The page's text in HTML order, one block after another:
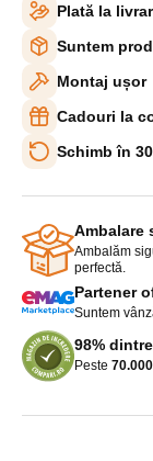
Plată la
Suntem
Montaj ușor
Cadouri la
Schimb în
Ambalare
Ambalăm
perfectă.
Partener
Suntem
98%
Peste